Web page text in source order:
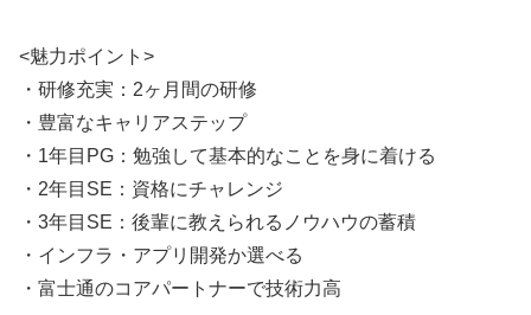
<魅力ポイント>
・研修充実：2ヶ月間の研修
・豊富なキャリアステップ
・1年目PG：勉強して基本的なことを身に着ける
・2年目SE：資格にチャレンジ
・3年目SE：後輩に教えられるノウハウの蓄積
・インフラ・アプリ開発か選べる
・富士通のコアパートナーで技術力高